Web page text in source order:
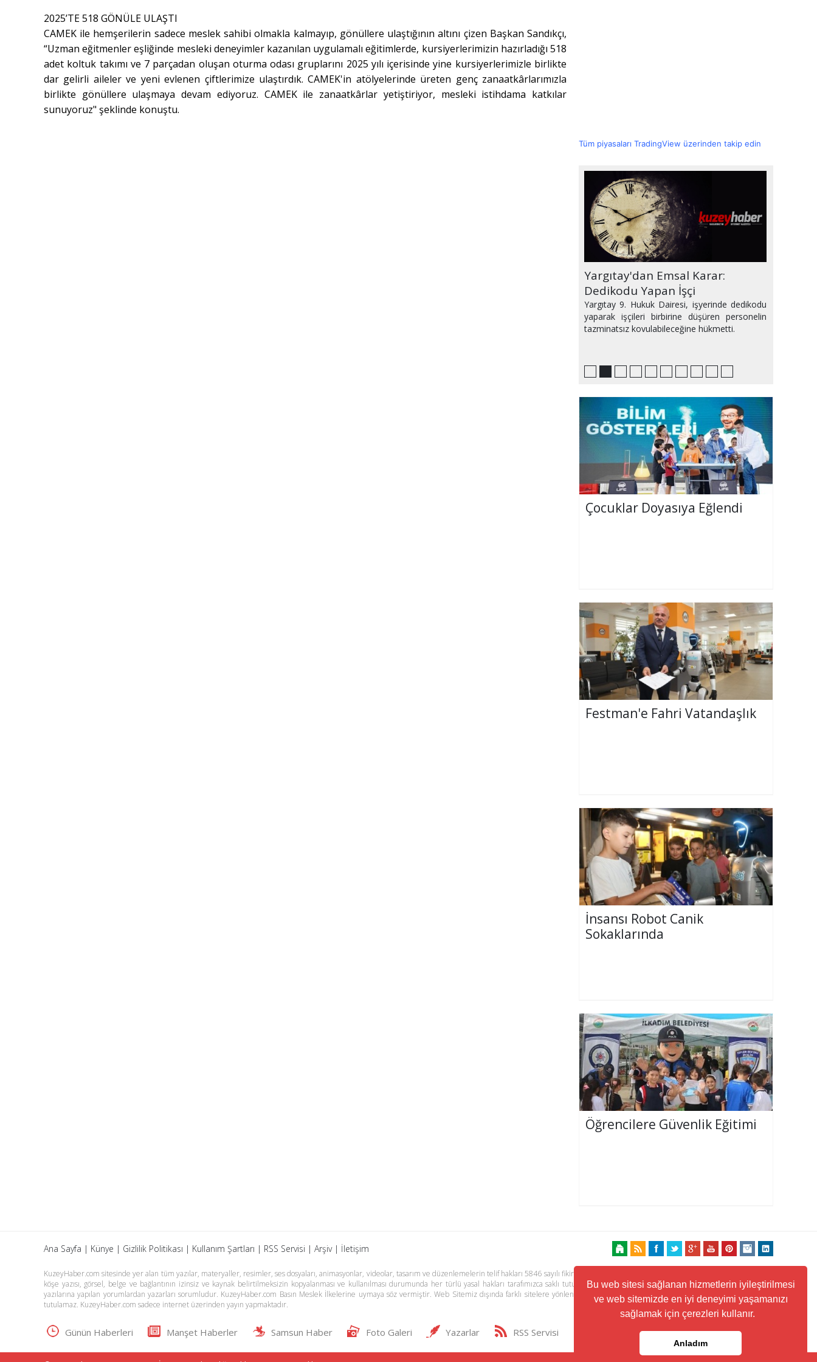
Bu web sitesi sağlanan hizmetlerin iyileştirilmesi
ve web sitemizde en iyi deneyimi yaşamanızı
sağlamak için çerezleri kullanır.
Anladım
2025’TE 518 GÖNÜLE ULAŞTI
CAMEK ile hemşerilerin sadece meslek sahibi olmakla kalmayıp, gönüllere ulaştığının altını çizen Başkan Sandıkçı,
“Uzman eğitmenler eşliğinde mesleki deneyimler kazanılan uygulamalı eğitimlerde, kursiyerlerimizin hazırladığı 518
adet koltuk takımı ve 7 parçadan oluşan oturma odası gruplarını 2025 yılı içerisinde yine kursiyerlerimizle birlikte
dar gelirli aileler ve yeni evlenen çiftlerimize ulaştırdık. CAMEK'in atölyelerinde üreten genç zanaatkârlarımızla
birlikte gönüllere ulaşmaya devam ediyoruz. CAMEK ile zanaatkârlar yetiştiriyor, mesleki istihdama katkılar
sunuyoruz" şeklinde konuştu.
Tüm piyasaları TradingView üzerinden takip edin
Ağustos Ayı Avrupa'yı Sıcaktan
Kavurdu
Yargıtay'dan Emsal Karar:
Dedikodu Yapan İşçi
Yargıtay 9. Hukuk Dairesi, işyerinde dedikodu
yaparak işçileri birbirine düşüren personelin
tazminatsız kovulabileceğine hükmetti.
Bu Hafta Sinemalarda Yeni
Filmler Var
PlayStation'da Zirvede Hangi
Oyunlar Var?
Samsun'da Haftanın Etkinlikleri
Medyum Makbule Kimdir ve
Makbule Hoca Büyü Bozar mı?
IQ sıralamasında geriledik!
2,5 saatimiz sosyal medyada
geçiyor
Plajda2.5 ton atık
Evinizi Yeni Gibi Gösterecek
Dekorasyon Önerileri
Çocuklar Doyasıya Eğlendi
Festman'e Fahri Vatandaşlık
İnsansı Robot Canik
Sokaklarında
Öğrencilere Güvenlik Eğitimi
Ana Sayfa | Künye | Gizlilik Politikası | Kullanım Şartları | RSS Servisi | Arşiv| İletişim
KuzeyHaber.com sitesinde yer alan tüm yazılar, materyaller, resimler, ses dosyaları, animasyonlar, videolar, tasarım ve düzenlemelerin telif hakları 5846 sayılı fikir ve sanat eserleri kanunu ile korunmaktadır. Her türlü haber,
köşe yazısı, görsel, belge ve bağlantının izinsiz ve kaynak belirtilmeksizin kopyalanması ve kullanılması durumunda her türlü yasal hakları tarafımızca saklı tutulmaktadır. Yayınlanan köşe yazılarından, haberlere ve köşe
yazılarına yapılan yorumlardan yazarları sorumludur. KuzeyHaber.com Basın Meslek İlkelerine uymaya söz vermiştir. Web Sitemiz dışında farklı sitelere yönlendiren linklerin içeriklerinden www.kuzeyhaber.com sorumlu
tutulamaz. KuzeyHaber.com sadece internet üzerinden yayın yapmaktadır.
Günün Haberleri Manşet Haberler Samsun Haber Foto Galeri Yazarlar RSS Servisi Trafik ve Yol Durumu